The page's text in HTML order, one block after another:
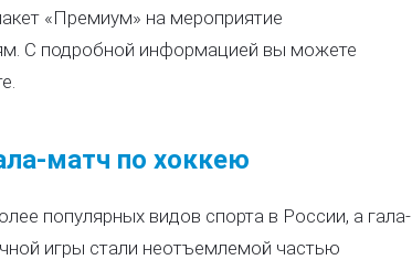
«Премиум» на мероприятие
С подробной информацией вы можете
матч по хоккею
популярных видов спорта в России, а гала-
игры стали неотъемлемой частью